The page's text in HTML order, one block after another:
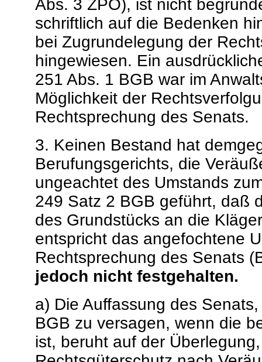
Abs. 3 ZPO), ist nicht
schriftlich auf die Bedenken
bei Zugrundelegung der
hingewiesen. Ein
251 Abs. 1 BGB war im
Möglichkeit der
Rechtsprechung des Senats.
3. Keinen Bestand hat
Berufungsgerichts, die
ungeachtet des Umstands
249 Satz 2 BGB geführt, daß
des Grundstücks an die
entspricht das angefochtene
Rechtsprechung des Senats
jedoch nicht festgehalten.
a) Die Auffassung des
BGB zu versagen, wenn die
ist, beruht auf der